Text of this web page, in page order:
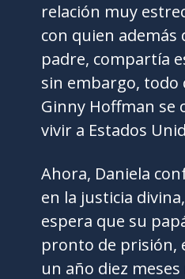
relación muy
con quien
padre, compartía
sin embargo, todo
Ginny Hoffman se
vivir a Estados
Ahora, Daniela
en la justicia
espera que su
pronto de prisión,
un año diez